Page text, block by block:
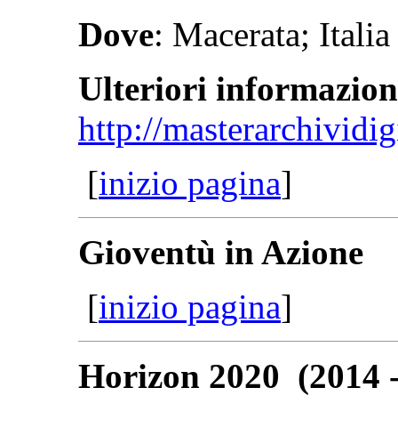
Dove: Macerata; Italia
Ulteriori
http://
[inizio pagina]
Gioventù in Azione
[inizio pagina]
Horizon 2020 (2014